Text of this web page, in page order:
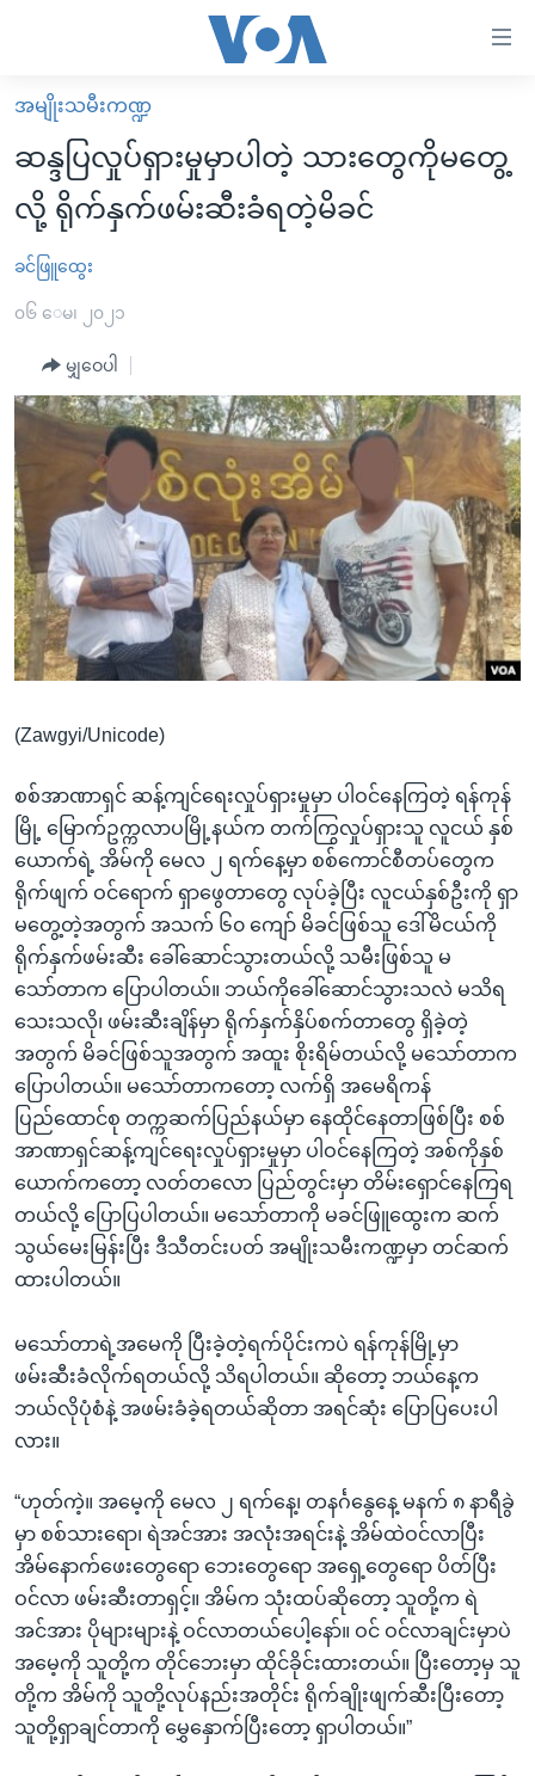
လွယ်ကူ
စေ
သည့်
Link
များ
ပင်မ
ကျော်
ကြည့်
ရန်
ပင်မ
အ
ညွန်း
စာမျက်နှာ
သို့
ကျော်
ရန်
ရန်
နေရာ
သို့
ကျော်
ရန်
မူလစာမျက်နှာ
မြန်မာ
ကမ္ဘာ့သတင်းများ
နိုင်ငံတကာ
အစ္စရေး-ပါလက်စတိုင်း
ဗွီဒီယို
သတင်းလွတ်လပ်ခွင့်
အင်္ဂလိပ်စာလေ့လာမယ်
အမေရိကန်သုံးအီဒီယံ
မကြေးမုံရဲ့ အင်္ဂလိပ်စာ
ရုပ်ရှင်ထဲက အင်္ဂလိပ်စာ
သုတပဒေသာ အင်္ဂလိပ်စာ
အပတ်စဉ်ကဏ္ဍများ
တီဗွီ
ရေဒီယိုနှင့်ရုပ်သံ အချက်အလက်များ
ရေဒီယို/တီဗွီအစီအစဉ်
Learning English
ဗွီအိုအေ လူမှုကွန်ယက်များ
အမျိုးသမီးကဏ္ဍ
ဆန္ဒပြလှုပ်ရှားမှုမှာပါတဲ့ သားတွေကိုမတွေ့
လို့ ရိုက်နှက်ဖမ်းဆီးခံရတဲ့မိခင်
ခင်ဖြူထွေး
၀၆ ေမ၊ ၂၀၂၁
မျှဝေပါ
(Zawgyi/Unicode)
စစ်အာဏာရှင် ဆန့်ကျင်ရေးလှုပ်ရှားမှုမှာ ပါဝင်နေကြတဲ့ ရန်ကုန်
မြို့ မြောက်ဥက္ကလာပမြို့နယ်က တက်ကြွလှုပ်ရှားသူ လူငယ် နှစ်
ယောက်ရဲ့ အိမ်ကို မေလ ၂ ရက်နေ့မှာ စစ်ကောင်စီတပ်တွေက
ရိုက်ဖျက် ဝင်ရောက် ရှာဖွေတာတွေ လုပ်ခဲ့ပြီး လူငယ်နှစ်ဦးကို ရှာ
မတွေ့တဲ့အတွက် အသက် ၆၀ ကျော် မိခင်ဖြစ်သူ ဒေါ်မိငယ်ကို
ရိုက်နှက်ဖမ်းဆီး ခေါ်ဆောင်သွားတယ်လို့ သမီးဖြစ်သူ မ
သော်တာက ပြောပါတယ်။ ဘယ်ကိုခေါ်ဆောင်သွားသလဲ မသိရ
သေးသလို၊ ဖမ်းဆီးချိန်မှာ ရိုက်နှက်နှိပ်စက်တာတွေ ရှိခဲ့တဲ့
အတွက် မိခင်ဖြစ်သူအတွက် အထူး စိုးရိမ်တယ်လို့ မသော်တာက
ပြောပါတယ်။ မသော်တာကတော့ လက်ရှိ အမေရိကန်
ပြည်ထောင်စု တက္ကဆက်ပြည်နယ်မှာ နေထိုင်နေတာဖြစ်ပြီး စစ်
အာဏာရှင်ဆန့်ကျင်ရေးလှုပ်ရှားမှုမှာ ပါဝင်နေကြတဲ့ အစ်ကိုနှစ်
ယောက်ကတော့ လတ်တလော ပြည်တွင်းမှာ တိမ်းရှောင်နေကြရ
တယ်လို့ ပြောပြပါတယ်။ မသော်တာကို မခင်ဖြူထွေးက ဆက်
သွယ်မေးမြန်းပြီး ဒီသီတင်းပတ် အမျိုးသမီးကဏ္ဍမှာ တင်ဆက်
ထားပါတယ်။
မသော်တာရဲ့အမေကို ပြီးခဲ့တဲ့ရက်ပိုင်းကပဲ ရန်ကုန်မြို့မှာ
ဖမ်းဆီးခံလိုက်ရတယ်လို့ သိရပါတယ်။ ဆိုတော့ ဘယ်နေ့က
ဘယ်လိုပုံစံနဲ့ အဖမ်းခံခဲ့ရတယ်ဆိုတာ အရင်ဆုံး ပြောပြပေးပါ
လား။
“ဟုတ်ကဲ့။ အမေ့ကို မေလ ၂ ရက်နေ့၊ တနင်္ဂနွေနေ့ မနက် ၈ နာရီခွဲ
မှာ စစ်သားရော၊ ရဲအင်အား အလုံးအရင်းနဲ့ အိမ်ထဲဝင်လာပြီး
အိမ်နောက်ဖေးတွေရော ဘေးတွေရော အရှေ့တွေရော ပိတ်ပြီး
ဝင်လာ ဖမ်းဆီးတာရှင့်။ အိမ်က သုံးထပ်ဆိုတော့ သူတို့က ရဲ
အင်အား ပိုများများနဲ့ ဝင်လာတယ်ပေါ့နော်။ ဝင် ဝင်လာချင်းမှာပဲ
အမေ့ကို သူတို့က တိုင်ဘေးမှာ ထိုင်ခိုင်းထားတယ်။ ပြီးတော့မှ သူ
တို့က အိမ်ကို သူတို့လုပ်နည်းအတိုင်း ရိုက်ချိုးဖျက်ဆီးပြီးတော့
သူတို့ရှာချင်တာကို မွှေနှောက်ပြီးတော့ ရှာပါတယ်။”